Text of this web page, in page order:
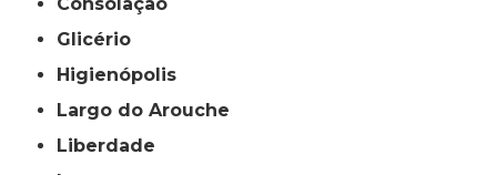
Glicério
Higienópolis
Largo do Arouche
Liberdade